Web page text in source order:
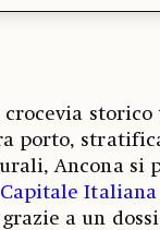
porto,
Ancona si
Capitale Italiana
a un